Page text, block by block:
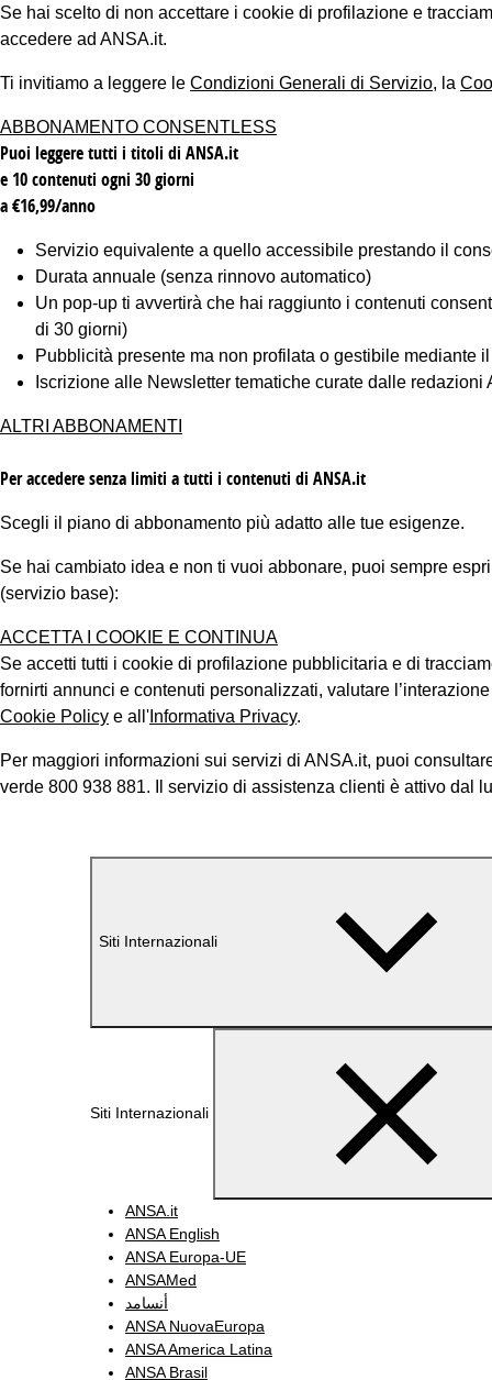
Se hai scelto di non accettare i cookie di profilazione e
accedere ad ANSA.it.
Ti invitiamo a leggere le Condizioni Generali di Servizio, la
ABBONAMENTO CONSENTLESS
Puoi leggere tutti i titoli di ANSA.it
e 10 contenuti ogni 30 giorni
a €16,99/anno
Servizio equivalente a quello accessibile prestando il
Durata annuale (senza rinnovo automatico)
Un pop-up ti avvertirà che hai raggiunto i contenuti
di 30 giorni)
Pubblicità presente ma non profilata o gestibile mediante
Iscrizione alle Newsletter tematiche curate dalle redazioni
ALTRI ABBONAMENTI
Per accedere senza limiti a tutti i contenuti di ANSA.it
Scegli il piano di abbonamento più adatto alle tue esigenze.
Se hai cambiato idea e non ti vuoi abbonare, puoi sempre
(servizio base):
ACCETTA I COOKIE E CONTINUA
Se accetti tutti i cookie di profilazione pubblicitaria e di
fornirti annunci e contenuti personalizzati, valutare
Cookie Policy e all' Informativa Privacy.
Per maggiori informazioni sui servizi di ANSA.it, puoi
verde 800 938 881. Il servizio di assistenza clienti è attivo dal
Siti Internazionali
Siti Internazionali
ANSA.it
ANSA English
ANSA Europa-UE
ANSAMed
أنسامد
ANSA NuovaEuropa
ANSA America Latina
ANSA Brasil